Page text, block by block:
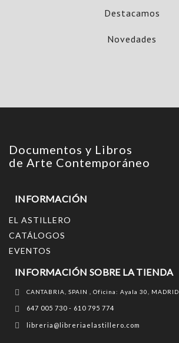
Destacamos
Novedades
Documentos y Libros
de Arte Contemporáneo
INFORMACIÓN
EL ASTILLERO
CATÁLOGOS
EVENTOS
INFORMACIÓN SOBRE LA TIENDA
CANTABRIA, SPAIN , Oficina: Ayala 30, MADRID
647 005 730 - 610 795 774
libreria@libreriaelastillero.com